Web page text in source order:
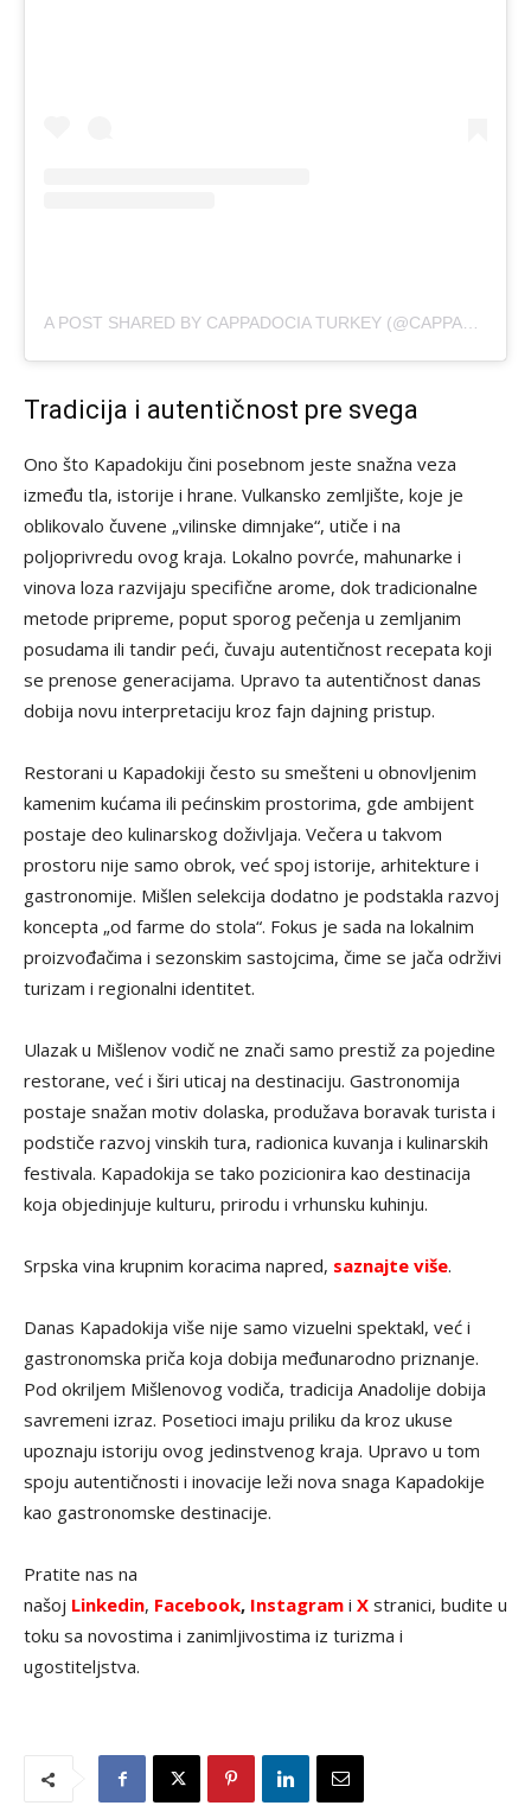
A POST SHARED BY CAPPADOCIA TURKEY (@CAPPADOCIA)
Tradicija i autentičnost pre svega
Ono što Kapadokiju čini posebnom jeste snažna veza
između tla, istorije i hrane. Vulkansko zemljište, koje je
oblikovalo čuvene „vilinske dimnjake“, utiče i na
poljoprivredu ovog kraja. Lokalno povrće, mahunarke i
vinova loza razvijaju specifične arome, dok tradicionalne
metode pripreme, poput sporog pečenja u zemljanim
posudama ili tandir peći, čuvaju autentičnost recepata koji
se prenose generacijama. Upravo ta autentičnost danas
dobija novu interpretaciju kroz fajn dajning pristup.
Restorani u Kapadokiji često su smešteni u obnovljenim
kamenim kućama ili pećinskim prostorima, gde ambijent
postaje deo kulinarskog doživljaja. Večera u takvom
prostoru nije samo obrok, već spoj istorije, arhitekture i
gastronomije. Mišlen selekcija dodatno je podstakla razvoj
koncepta „od farme do stola“. Fokus je sada na lokalnim
proizvođačima i sezonskim sastojcima, čime se jača održivi
turizam i regionalni identitet.
Ulazak u Mišlenov vodič ne znači samo prestiž za pojedine
restorane, već i širi uticaj na destinaciju. Gastronomija
postaje snažan motiv dolaska, produžava boravak turista i
podstiče razvoj vinskih tura, radionica kuvanja i kulinarskih
festivala. Kapadokija se tako pozicionira kao destinacija
koja objedinjuje kulturu, prirodu i vrhunsku kuhinju.
Srpska vina krupnim koracima napred, saznajte više.
Danas Kapadokija više nije samo vizuelni spektakl, već i
gastronomska priča koja dobija međunarodno priznanje.
Pod okriljem Mišlenovog vodiča, tradicija Anadolije dobija
savremeni izraz. Posetioci imaju priliku da kroz ukuse
upoznaju istoriju ovog jedinstvenog kraja. Upravo u tom
spoju autentičnosti i inovacije leži nova snaga Kapadokije
kao gastronomske destinacije.
Pratite nas na
našoj Linkedin, Facebook, Instagram i X stranici, budite u
toku sa novostima i zanimljivostima iz turizma i
ugostiteljstva.